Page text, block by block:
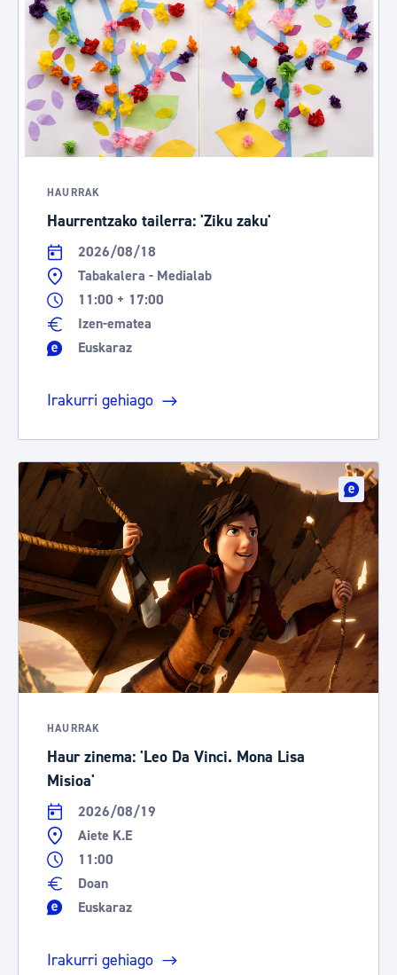
HAURRAK
Haurrentzako tailerra: 'Ziku zaku'
2026/08/18
Tabakalera - Medialab
11:00 + 17:00
Izen-ematea
Euskaraz
Irakurri gehiago
HAURRAK
Haur zinema: 'Leo Da Vinci. Mona Lisa
Misioa'
2026/08/19
Aiete K.E
11:00
Doan
Euskaraz
Irakurri gehiago